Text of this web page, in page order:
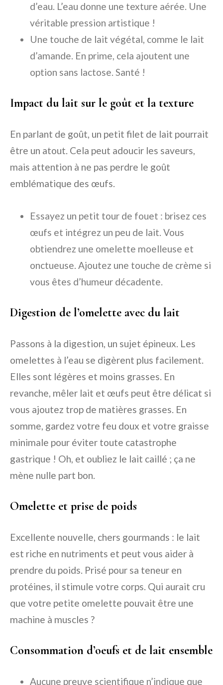
d’eau. L’eau donne une texture aérée. Une
véritable pression artistique !
Une touche de lait végétal, comme le lait
d’amande. En prime, cela ajoutent une
option sans lactose. Santé !
Impact du lait sur le goût et la texture
En parlant de goût, un petit filet de lait pourrait
être un atout. Cela peut adoucir les saveurs,
mais attention à ne pas perdre le goût
emblématique des œufs.
Essayez un petit tour de fouet : brisez ces
œufs et intégrez un peu de lait. Vous
obtiendrez une omelette moelleuse et
onctueuse. Ajoutez une touche de crème si
vous êtes d’humeur décadente.
Digestion de l’omelette avec du lait
Passons à la digestion, un sujet épineux. Les
omelettes à l’eau se digèrent plus facilement.
Elles sont légères et moins grasses. En
revanche, mêler lait et œufs peut être délicat si
vous ajoutez trop de matières grasses. En
somme, gardez votre feu doux et votre graisse
minimale pour éviter toute catastrophe
gastrique ! Oh, et oubliez le lait caillé ; ça ne
mène nulle part bon.
Omelette et prise de poids
Excellente nouvelle, chers gourmands : le lait
est riche en nutriments et peut vous aider à
prendre du poids. Prisé pour sa teneur en
protéines, il stimule votre corps. Qui aurait cru
que votre petite omelette pouvait être une
machine à muscles ?
Consommation d’oeufs et de lait ensemble
Aucune preuve scientifique n’indique que